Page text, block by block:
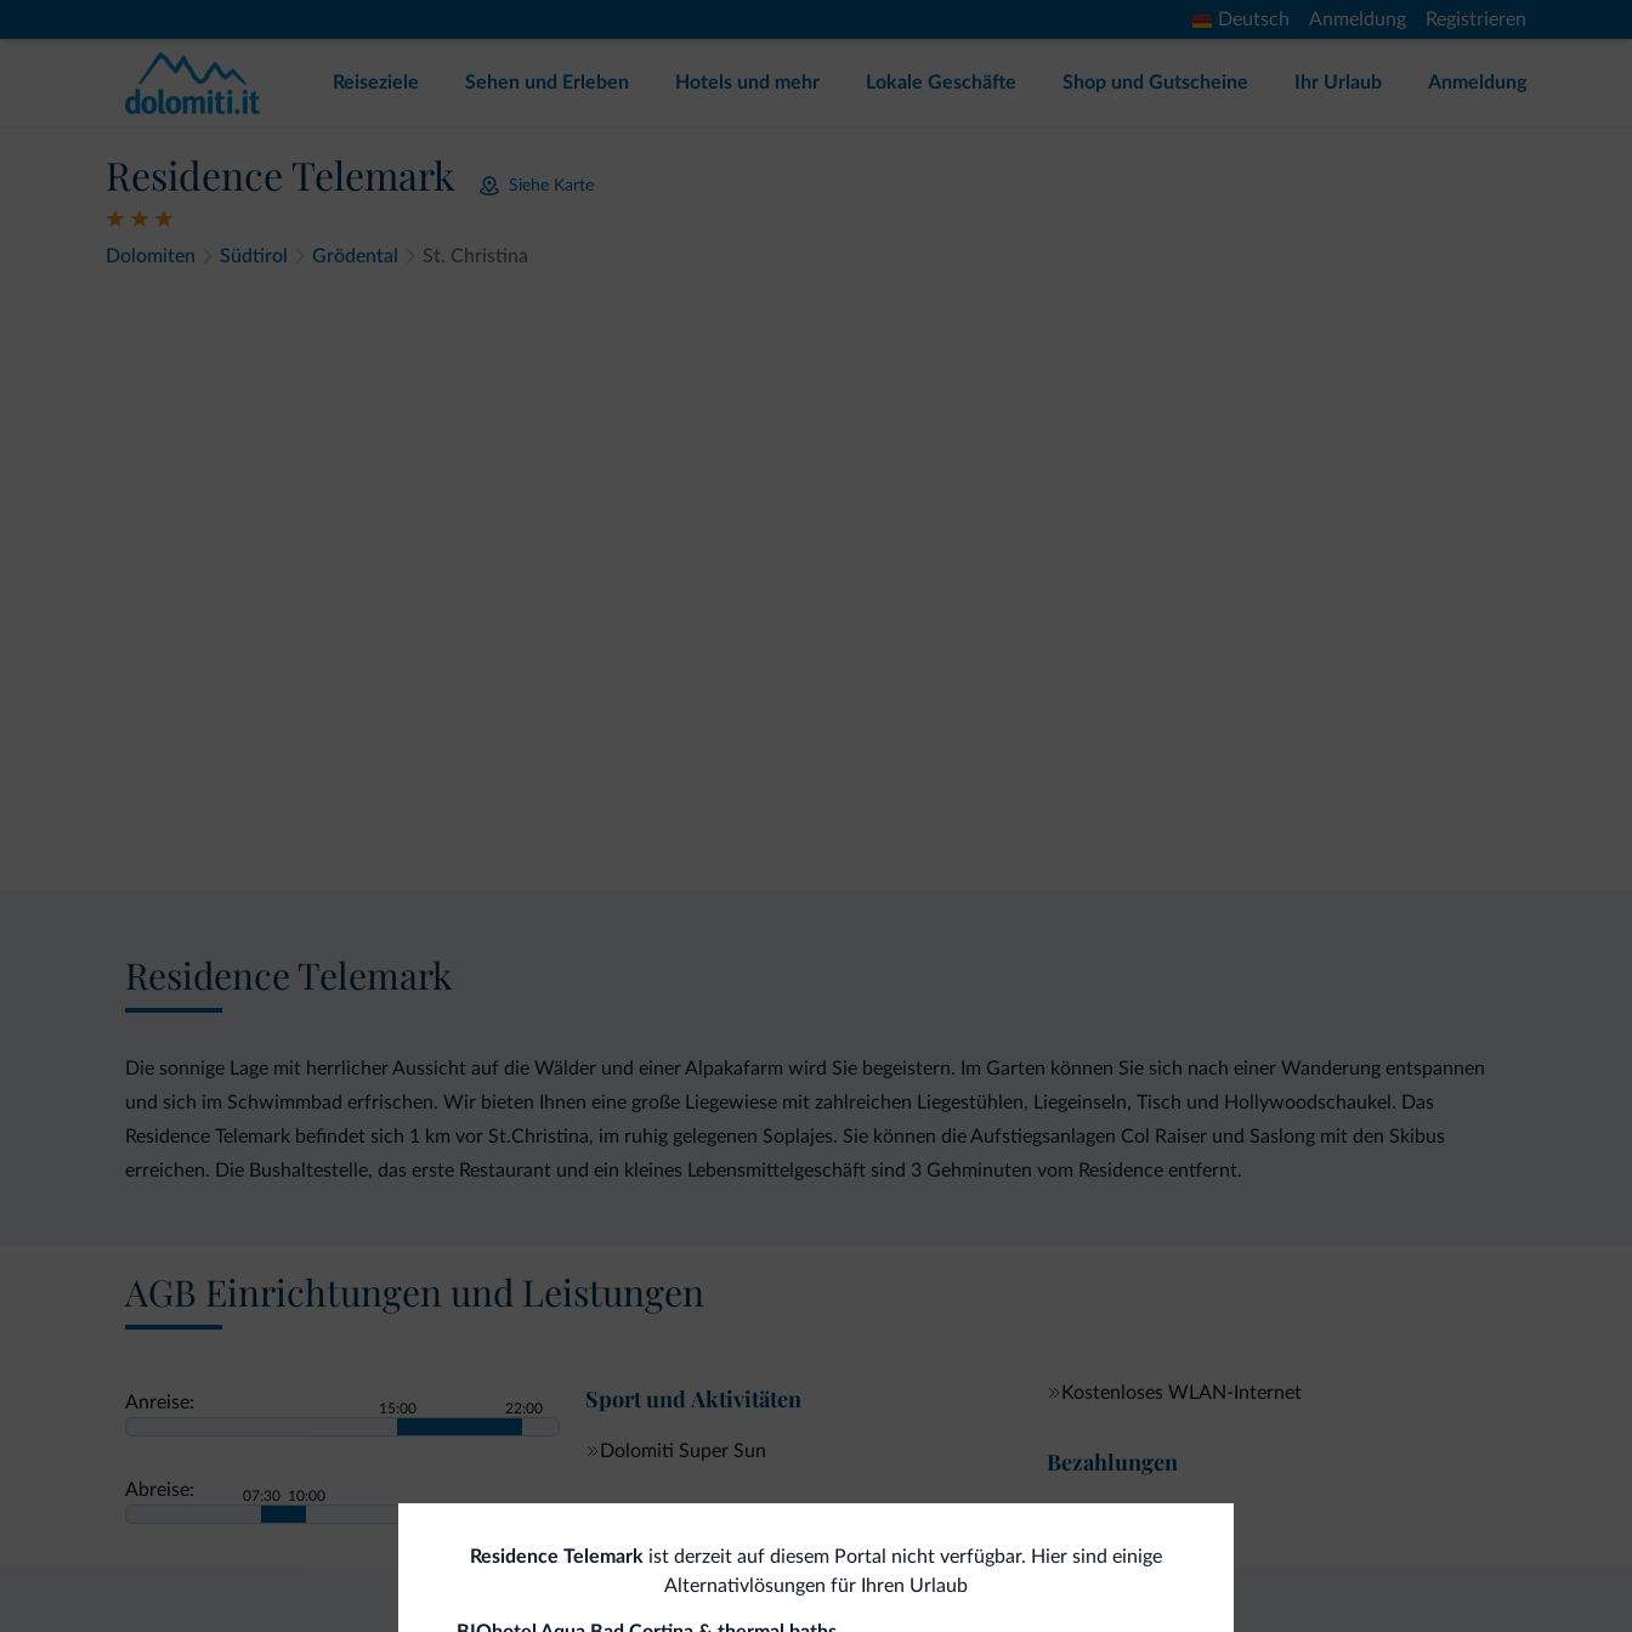
Deutsch Anmeldung Registrieren
Reiseziele Sehen und Erleben Hotels und mehr Lokale Geschäfte Shop und Gutscheine Ihr Urlaub Anmeldung
Residence Telemark Siehe Karte
Dolomiten Südtirol Grödental St. Christina
Residence Telemark
Die sonnige Lage mit herrlicher Aussicht auf die Wälder und einer Alpakafarm wird Sie begeistern. Im Garten können Sie sich nach einer Wanderung entspannen
und sich im Schwimmbad erfrischen. Wir bieten Ihnen eine große Liegewiese mit zahlreichen Liegestühlen, Liegeinseln, Tisch und Hollywoodschaukel. Das
Residence Telemark befindet sich 1 km vor St.Christina, im ruhig gelegenen Soplajes. Sie können die Aufstiegsanlagen Col Raiser und Saslong mit den Skibus
erreichen. Die Bushaltestelle, das erste Restaurant und ein kleines Lebensmittelgeschäft sind 3 Gehminuten vom Residence entfernt.
AGB Einrichtungen und Leistungen
Anreise: 15:00 22:00
Abreise: 07:30 10:00
Sport und Aktivitäten
Dolomiti Super Sun
Kostenloses WLAN-Internet
Bezahlungen
Residence Telemark ist derzeit auf diesem Portal nicht verfügbar. Hier sind einige
Alternativlösungen für Ihren Urlaub